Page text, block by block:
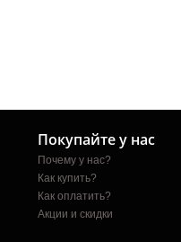
Покупайте у нас
Почему у нас?
Как купить?
Как оплатить?
Акции и скидки